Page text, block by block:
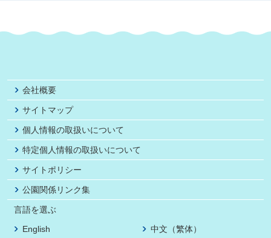
会社概要
サイトマップ
個人情報の取扱いについて
特定個人情報の取扱いについて
サイトポリシー
公園関係リンク集
言語を選ぶ
English
中文（繁体）